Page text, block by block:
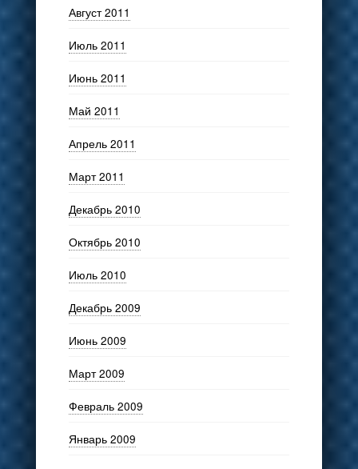
Август 2011
Июль 2011
Июнь 2011
Май 2011
Апрель 2011
Март 2011
Декабрь 2010
Октябрь 2010
Июль 2010
Декабрь 2009
Июнь 2009
Март 2009
Февраль 2009
Январь 2009